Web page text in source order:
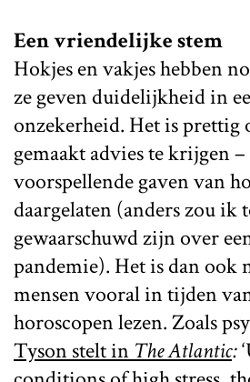
Een vriendelijke stem
Hokjes en vakjes hebben
ze geven duidelijkheid in
onzekerheid. Het is prettig
gemaakt advies te krijgen
voorspellende gaven van
daargelaten (anders zou ik
gewaarschuwd zijn over
pandemie). Het is dan ook
mensen vooral in tijden
horoscopen lezen. Zoals
Tyson stelt in The Atlantic: